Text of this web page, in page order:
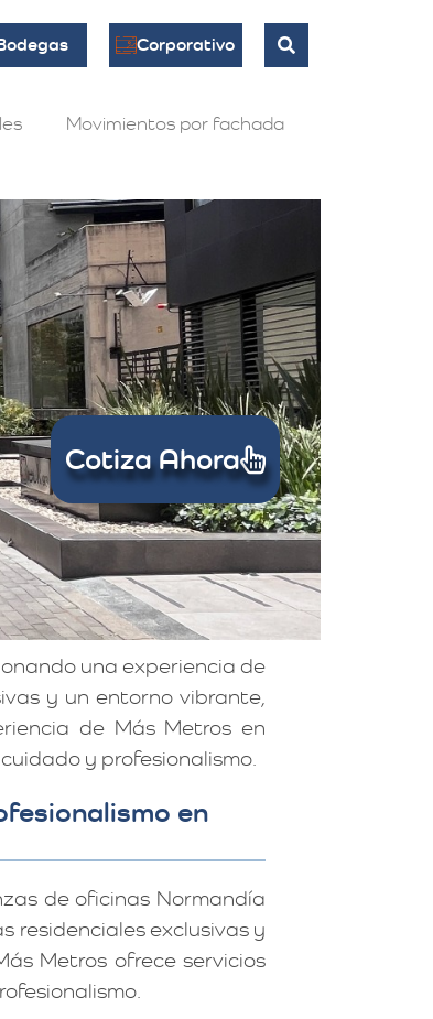
Corporativo
Movimientos por fachada
Cotiza Ahora
una experiencia de
y un entorno vibrante,
de Más Metros en
y profesionalismo.
en
de oficinas Normandía
residenciales exclusivas y
Metros ofrece servicios